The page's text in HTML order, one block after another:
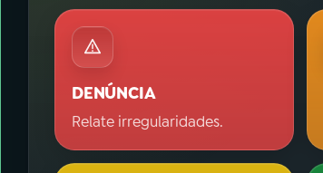
DENÚNCIA
Relate irregularidades.